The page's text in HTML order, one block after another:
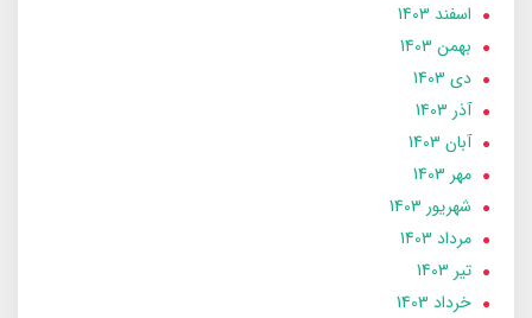
اسفند 1403
بهمن 1403
دی 1403
آذر 1403
آبان 1403
مهر 1403
شهریور 1403
مرداد 1403
تير 1403
خرداد 1403